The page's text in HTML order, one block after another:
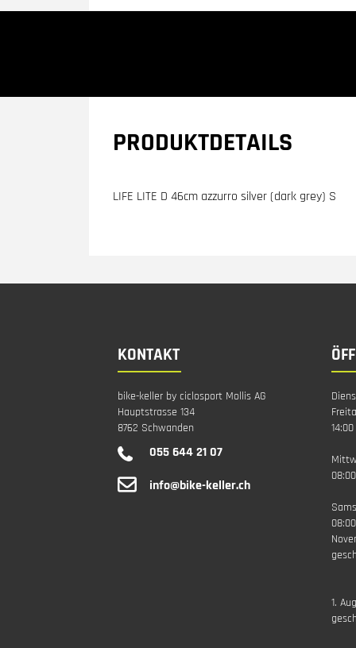
PRODUKTDETAILS
LIFE LITE D 46cm azzurro silver (dark grey) S
KONTAKT
bike-keller by ciclosport Mollis AG
Hauptstrasse 134
8762 Schwanden
055 644 21 07
info@bike-keller.ch
1.